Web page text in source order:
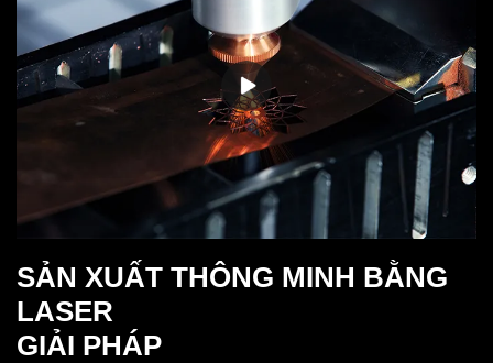
SẢN XUẤT THÔNG MINH BẰNG
LASER
GIẢI PHÁP